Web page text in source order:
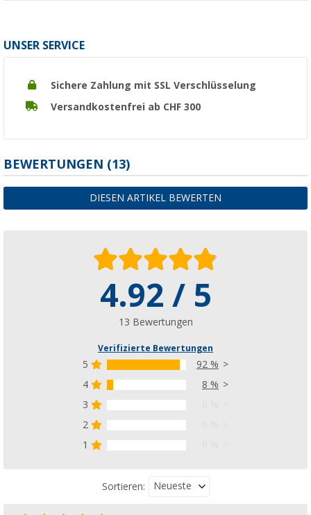
UNSER SERVICE
Sichere Zahlung mit SSL Verschlüsselung
Versandkostenfrei ab CHF 300
BEWERTUNGEN (13)
DIESEN ARTIKEL BEWERTEN
4.92 / 5
13 Bewertungen
Verifizierte Bewertungen
5
92 %
4
8 %
3
2
1
Sortieren: Neueste